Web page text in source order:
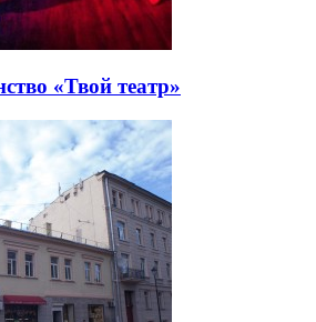
«Твой театр»